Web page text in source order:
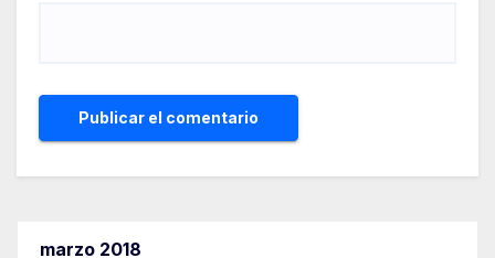
marzo 2018